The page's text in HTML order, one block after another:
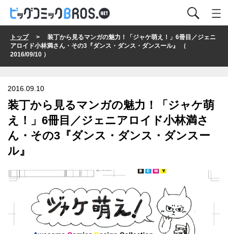
トップ> 装丁から見るマンガの魅力！「ジャケ萌え！」6冊目／ジェニ
アロイド小林満さん・その3『ダンス・ダンス・ダンスール』 （
2016/09/10 ）
2016.09.10
装丁から見るマンガの魅力！「ジャケ萌
え！」6冊目／ジェニアロイド小林満さ
ん・その3『ダンス・ダンス・ダンスー
ル』